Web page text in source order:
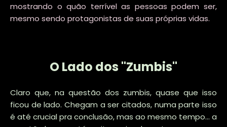
mostrando o quão terrível as pessoas podem ser,
mesmo sendo protagonistas de suas próprias vidas.
O Lado dos "Zumbis"
Claro que, na questão dos zumbis, quase que isso
ficou de lado. Chegam a ser citados, numa parte isso
é até crucial pra conclusão, mas ao mesmo tempo... a